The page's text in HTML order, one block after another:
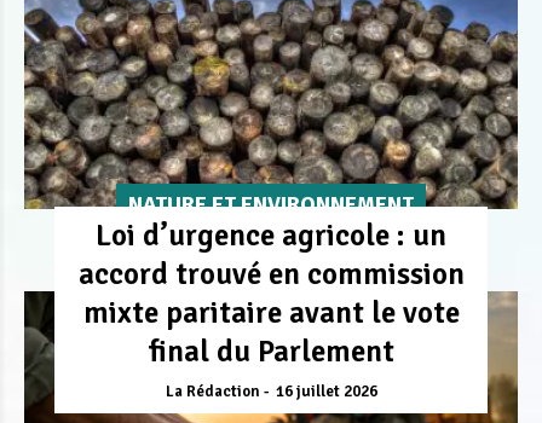
NATURE ET ENVIRONNEMENT
Loi d’urgence agricole : un
accord trouvé en commission
mixte paritaire avant le vote
final du Parlement
La Rédaction 16 juillet 2026